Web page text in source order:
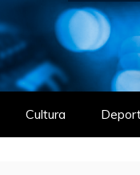
Cultura